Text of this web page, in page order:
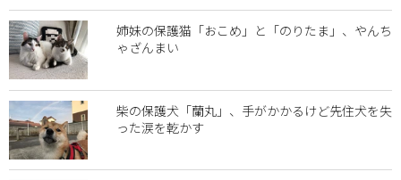
姉妹の保護猫「おこめ」と「のりたま」、やんち
ゃざんまい
柴の保護犬「蘭丸」、手がかかるけど先住犬を失
った涙を乾かす